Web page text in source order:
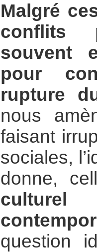
Malgré
conflits
souvent
pour
rupture
nous
faisant
sociales,
donne,
question